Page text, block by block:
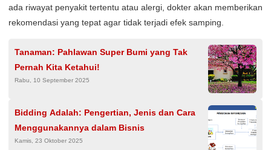
ada riwayat penyakit tertentu atau alergi, dokter akan memberikan
rekomendasi yang tepat agar tidak terjadi efek samping.
Tanaman: Pahlawan Super Bumi yang Tak
Pernah Kita Ketahui!
Rabu, 10 September 2025
Bidding Adalah: Pengertian, Jenis dan Cara
Menggunakannya dalam Bisnis
Kamis, 23 Oktober 2025